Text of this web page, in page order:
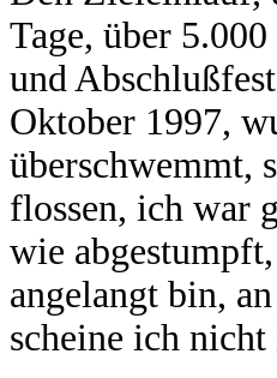
Tage, über
und
Oktober 1997,
überschwemmt,
flossen, ich war
wie
angelangt bin,
scheine ich